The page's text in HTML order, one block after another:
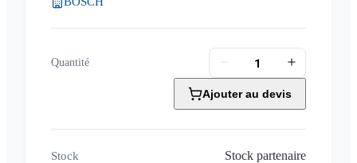
Quantité
Ajouter au devis
Stock Stock partenaire